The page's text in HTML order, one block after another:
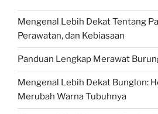
Mengenal Lebih Dekat Tentang
Perawatan, dan Kebiasaan
Panduan Lengkap Merawat
Mengenal Lebih Dekat Bunglon:
Merubah Warna Tubuhnya